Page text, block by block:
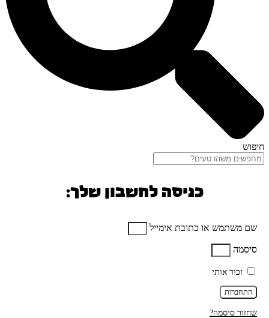
חיפוש
כניסה לחשבון שלך:
שם משתמש או כתובת אימייל
סיסמה
זכור אותי
התחברות
שחזור סיסמה?